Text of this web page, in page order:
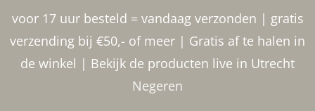
voor 17 uur besteld = vandaag verzonden | gratis
verzending bij €50,- of meer | Gratis af te halen in
de winkel | Bekijk de producten live in Utrecht
Negeren
inhoud